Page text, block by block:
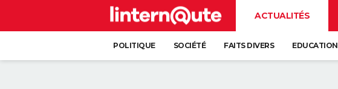
ACTUALITÉS
POLITIQUE SOCIÉTÉ FAITS DIVERS EDUCATION